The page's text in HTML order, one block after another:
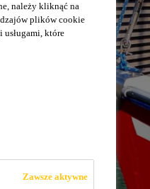
należy kliknąć na
plików cookie
które
Zawsze aktywne